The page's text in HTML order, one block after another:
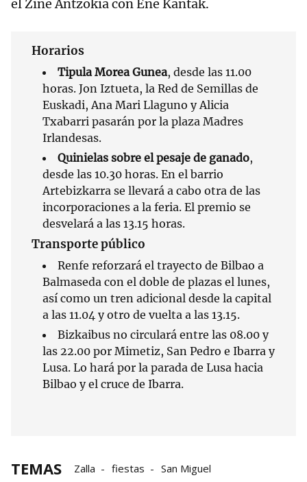
el Zine Antzokia con Ene Kantak.
Horarios
Tipula Morea Gunea, desde las 11.00
horas. Jon Iztueta, la Red de Semillas de
Euskadi, Ana Mari Llaguno y Alicia
Txabarri pasarán por la plaza Madres
Irlandesas.
Quinielas sobre el pesaje de ganado,
desde las 10.30 horas. En el barrio
Artebizkarra se llevará a cabo otra de las
incorporaciones a la feria. El premio se
desvelará a las 13.15 horas.
Transporte público
Renfe reforzará el trayecto de Bilbao a
Balmaseda con el doble de plazas el lunes,
así como un tren adicional desde la capital
a las 11.04 y otro de vuelta a las 13.15.
Bizkaibus no circulará entre las 08.00 y
las 22.00 por Mimetiz, San Pedro e Ibarra y
Lusa. Lo hará por la parada de Lusa hacia
Bilbao y el cruce de Ibarra.
TEMAS Zalla fiestas San Miguel